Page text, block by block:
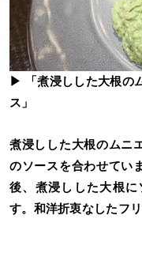
▶ 「煮浸しした大根の
ス」
煮浸しした大根のムニ
のソースを合わせてい
後、煮浸しした大根
す。和洋折衷なしたフ